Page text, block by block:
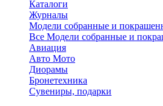
Каталоги
Журналы
Модели собранные и
Все Модели собранные и
Авиация
Авто Мото
Диорамы
Бронетехника
Сувениры, подарки